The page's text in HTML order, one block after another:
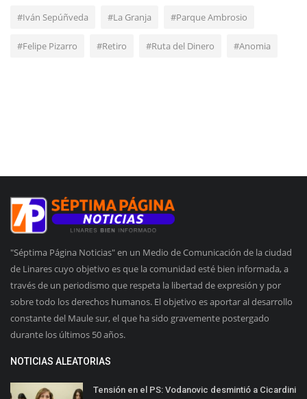
#Iván Sepúñveda #La Granja #Parque Ambrosio
#Felipe Pizarro #Retiro #Ruta del Dinero #Anomia
"Séptima Página Noticias" en un Medio de Comunicación de la ciudad
de Linares cuyo objetivo es que la comunidad esté bien informada, a
través de un periodismo que respeta la libertad de expresión y por
sobre todo los derechos humanos. El objetivo es aportar al desarrollo
constante del Maule sur, el que ha sido gravemente postergado
durante los últimos 50 años.
NOTICIAS ALEATORIAS
Tensión en el PS: Vodanovic desmintió a Cicardini